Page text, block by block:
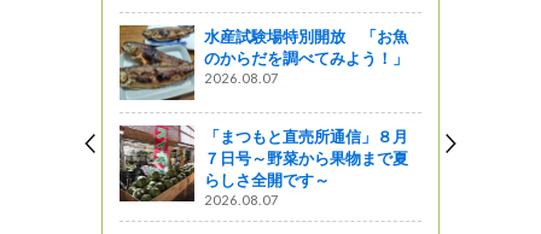
水産試験場特別開放 「お魚
のからだを調べてみよう！」
2026.08.07
「まつもと直売所通信」８月
７日号～野菜から果物まで夏
らしさ全開です～
2026.08.07